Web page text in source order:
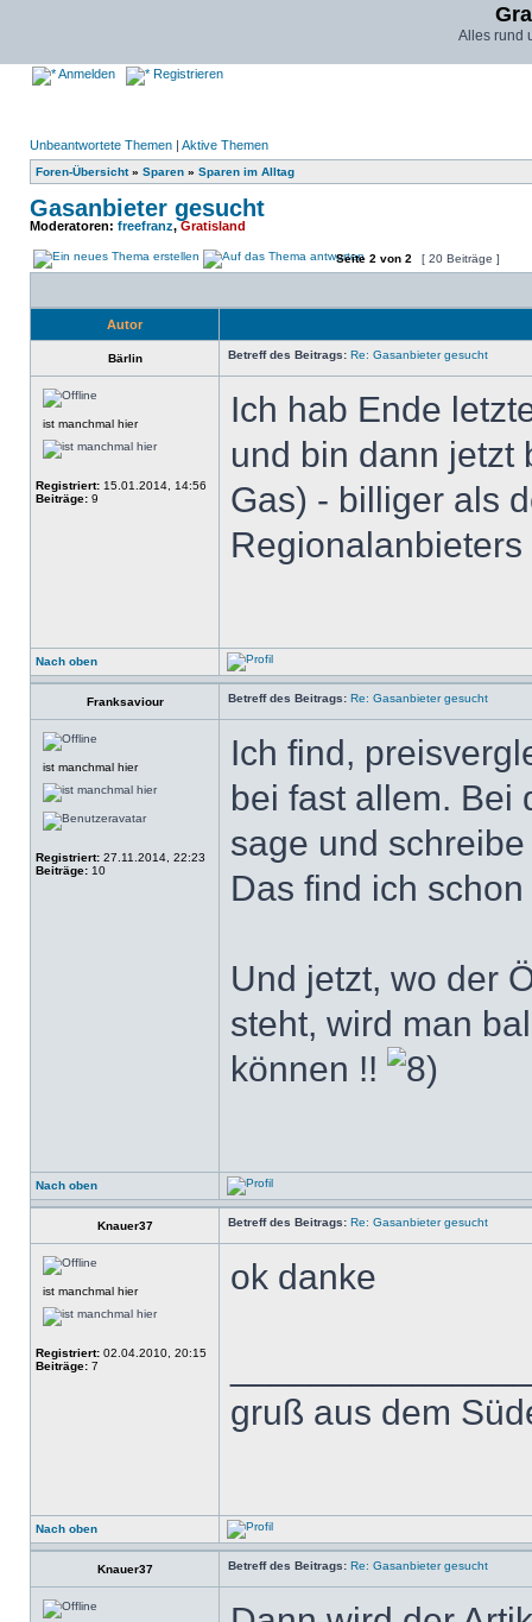
Alles rund
Anmelden Registrieren
Unbeantwortete Themen | Aktive Themen
Foren-Übersicht» Sparen » Sparen im Alltag
Gasanbieter gesucht
Moderatoren: freefranz,Gratisland
Seite 2 von 2 [ 20 Beiträge ]
Autor
Bärlin Betreff des Beitrags: Re: Gasanbieter gesucht
ist manchmal hier
Registriert: 15.01.2014, 14:56
Beiträge: 9
Ich hab Ende
und bin dann jetzt
Gas) - billiger als
Nach oben
Franksaviour Betreff des Beitrags: Re: Gasanbieter gesucht
ist manchmal hier
Registriert: 27.11.2014, 22:23
Beiträge: 10
Ich find,
bei fast allem. Bei
sage und
Das find ich
Und jetzt, wo der
steht, wird man
können !!
Nach oben
Knauer37 Betreff des Beitrags: Re: Gasanbieter gesucht
ist manchmal hier
Registriert: 02.04.2010, 20:15
Beiträge: 7
ok danke
gruß aus dem
Nach oben
Knauer37 Betreff des Beitrags: Re: Gasanbieter gesucht